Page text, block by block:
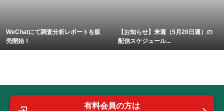
WeChatにて調査分析レポートを販
売開始！
【お知らせ】来週（5月20日週）の
配信スケジュール...
有料会員の方は